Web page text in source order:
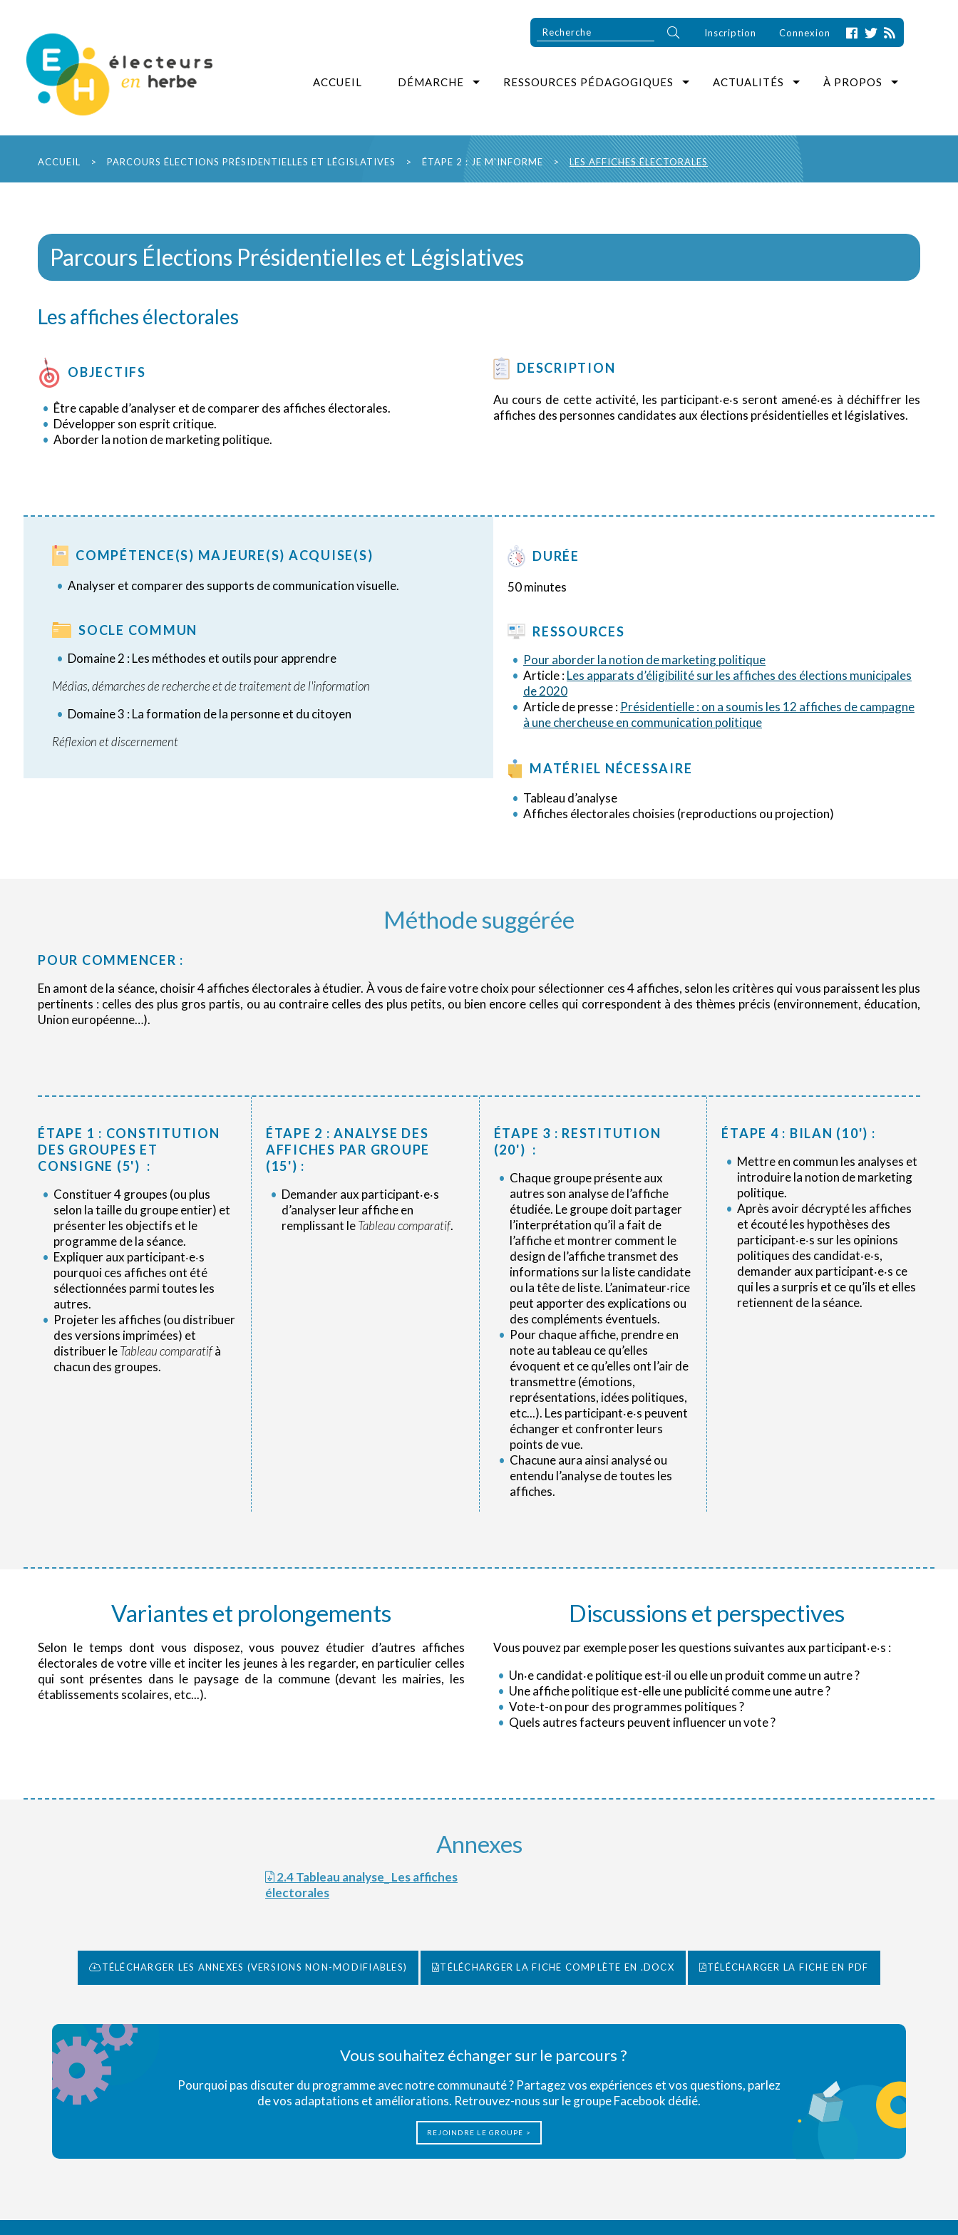
Inscription Connexion
ACCUEIL DÉMARCHE RESSOURCES PÉDAGOGIQUES ACTUALITÉS À PROPOS
ACCUEIL > PARCOURS ÉLECTIONS PRÉSIDENTIELLES ET LÉGISLATIVES > ÉTAPE 2 : JE M'INFORME > LES AFFICHES ÉLECTORALES
Parcours Élections Présidentielles et Législatives
Les affiches électorales
OBJECTIFS
Être capable d’analyser et de comparer des affiches électorales.
Développer son esprit critique.
Aborder la notion de marketing politique.
DESCRIPTION
Au cours de cette activité, les participant‧e‧s seront amené‧es à déchiffrer les
affiches des personnes candidates aux élections présidentielles et législatives.
COMPÉTENCE(S) MAJEURE(S) ACQUISE(S)
Analyser et comparer des supports de communication visuelle.
SOCLE COMMUN
Domaine 2 : Les méthodes et outils pour apprendre
Médias, démarches de recherche et de traitement de l'information
Domaine 3 : La formation de la personne et du citoyen
Réflexion et discernement
DURÉE
50 minutes
RESSOURCES
Pour aborder la notion de marketing politique
Article :Les apparats d’éligibilité sur les affiches des élections municipales
de 2020
Article de presse : Présidentielle : on a soumis les 12 affiches de campagne
à une chercheuse en communication politique
MATÉRIEL NÉCESSAIRE
Tableau d’analyse
Affiches électorales choisies (reproductions ou projection)
Méthode suggérée
POUR COMMENCER :
En amont de la séance, choisir 4 affiches électorales à étudier. À vous de faire votre choix pour sélectionner ces 4 affiches, selon les critères qui vous paraissent les plus
pertinents : celles des plus gros partis, ou au contraire celles des plus petits, ou bien encore celles qui correspondent à des thèmes précis (environnement, éducation,
Union européenne…).
ÉTAPE 1 : CONSTITUTION
DES GROUPES ET
CONSIGNE (5') :
Constituer 4 groupes (ou plus
selon la taille du groupe entier) et
présenter les objectifs et le
programme de la séance.
Expliquer aux participant‧e‧s
pourquoi ces affiches ont été
sélectionnées parmi toutes les
autres.
Projeter les affiches (ou distribuer
des versions imprimées) et
distribuer leTableau comparatifà
chacun des groupes.
ÉTAPE 2 : ANALYSE DES
AFFICHES PAR GROUPE
(15') :
Demander aux participant‧e‧s
d’analyser leur affiche en
remplissant leTableau comparatif.
ÉTAPE 3 : RESTITUTION
(20') :
Chaque groupe présente aux
autres son analyse de l’affiche
étudiée. Le groupe doit partager
l’interprétation qu’il a fait de
l’affiche et montrer comment le
design de l’affiche transmet des
informations sur la liste candidate
ou la tête de liste. L’animateur‧rice
peut apporter des explications ou
des compléments éventuels.
Pour chaque affiche, prendre en
note au tableau ce qu’elles
évoquent et ce qu’elles ont l’air de
transmettre (émotions,
représentations, idées politiques,
etc...). Les participant‧e‧s peuvent
échanger et confronter leurs
points de vue.
Chacune aura ainsi analysé ou
entendu l’analyse de toutes les
affiches.
ÉTAPE 4 : BILAN (10') :
Mettre en commun les analyses et
introduire la notion de marketing
politique.
Après avoir décrypté les affiches
et écouté les hypothèses des
participant‧e‧s sur les opinions
politiques des candidat‧e‧s,
demander aux participant‧e‧s ce
qui les a surpris et ce qu’ils et elles
retiennent de la séance.
Variantes et prolongements
Selon le temps dont vous disposez, vous pouvez étudier d’autres affiches
électorales de votre ville et inciter les jeunes à les regarder, en particulier celles
qui sont présentes dans le paysage de la commune (devant les mairies, les
établissements scolaires, etc...).
Discussions et perspectives
Vous pouvez par exemple poser les questions suivantes aux participant‧e‧s :
Un‧e candidat‧e politique est-il ou elle un produit comme un autre ?
Une affiche politique est-elle une publicité comme une autre ?
Vote-t-on pour des programmes politiques ?
Quels autres facteurs peuvent influencer un vote ?
Annexes
électorales
TÉLÉCHARGER LES ANNEXES (VERSIONS NON-MODIFIABLES) TÉLÉCHARGER LA FICHE COMPLÈTE EN .DOCX TÉLÉCHARGER LA FICHE EN PDF
Vous souhaitez échanger sur le parcours ?
Pourquoi pas discuter du programme avec notre communauté ? Partagez vos expériences et vos questions, parlez
de vos adaptations et améliorations. Retrouvez-nous sur le groupe Facebook dédié.
REJOINDRE LE GROUPE >